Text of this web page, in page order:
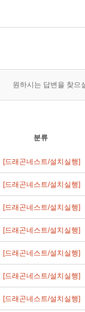
원하시는 답변을 찾으
분류
[드래곤네스트/설치실행]
[드래곤네스트/설치실행]
[드래곤네스트/설치실행]
[드래곤네스트/설치실행]
[드래곤네스트/설치실행]
[드래곤네스트/설치실행]
[드래곤네스트/설치실행]